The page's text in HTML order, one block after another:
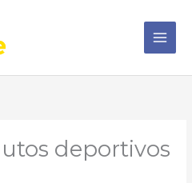
deportivos